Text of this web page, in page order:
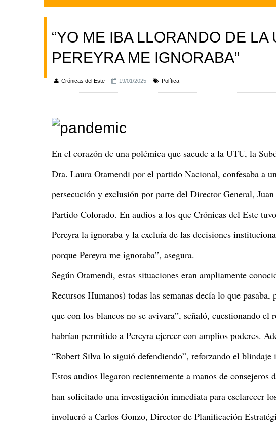
“YO ME IBA LLORANDO DE LA
PEREYRA ME IGNORABA”
Crónicas del Este 19/01/2025 Política
En el corazón de una polémica que sacude a la UTU, la
Dra. Laura Otamendi por el partido Nacional, confesaba a
persecución y exclusión por parte del Director General,
Partido Colorado. En audios a los que Crónicas del Este
Pereyra la ignoraba y la excluía de las decisiones
porque Pereyra me ignoraba”, asegura.
Según Otamendi, estas situaciones eran ampliamente
Recursos Humanos) todas las semanas decía lo que
que con los blancos no se avivara”, señaló, cuestionando el
habrían permitido a Pereyra ejercer con amplios poderes.
“Robert Silva lo siguió defendiendo”, reforzando el
Estos audios llegaron recientemente a manos de
han solicitado una investigación inmediata para esclarecer
involucró a Carlos Gonzo, Director de Planificación